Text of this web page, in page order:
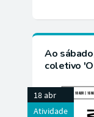
Ao
coletivo
18 abr
Atividade